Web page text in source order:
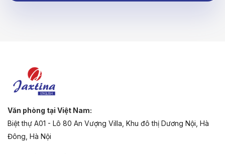
Văn phòng tại Việt Nam:
Biệt thự A01 - Lô 80 An Vượng Villa, Khu đô thị Dương Nội, Hà
Đông, Hà Nội